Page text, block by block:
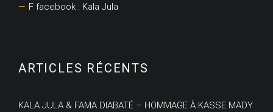
F facebook : Kala Jula
ARTICLES RÉCENTS
KALA JULA & FAMA DIABATÉ – HOMMAGE À KASSE MADY